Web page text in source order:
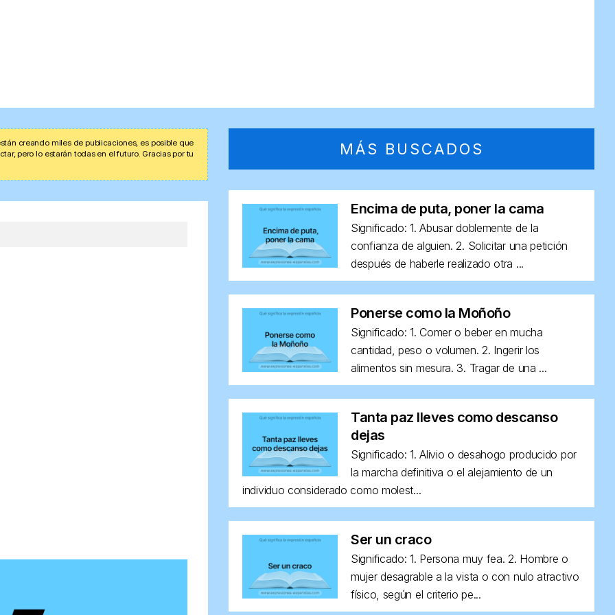
creando miles de publicaciones, es posible que
pero lo estarán todas en el futuro. Gracias por tu
MÁS BUSCADOS
Encima de puta, poner la cama
Significado: 1. Abusar doblemente de la
confianza de alguien. 2. Solicitar una petición
después de haberle realizado otra ...
Ponerse como la Moñoño
Significado: 1. Comer o beber en mucha
cantidad, peso o volumen. 2. Ingerir los
alimentos sin mesura. 3. Tragar de una ...
Tanta paz lleves como descanso
dejas
Significado: 1. Alivio o desahogo producido por
la marcha definitiva o el alejamiento de un
individuo considerado como molest...
Ser un craco
Significado: 1. Persona muy fea. 2. Hombre o
mujer desagrable a la vista o con nulo atractivo
físico, según el criterio pe...